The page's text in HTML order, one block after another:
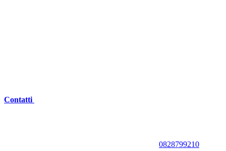
Contatti
0828799210